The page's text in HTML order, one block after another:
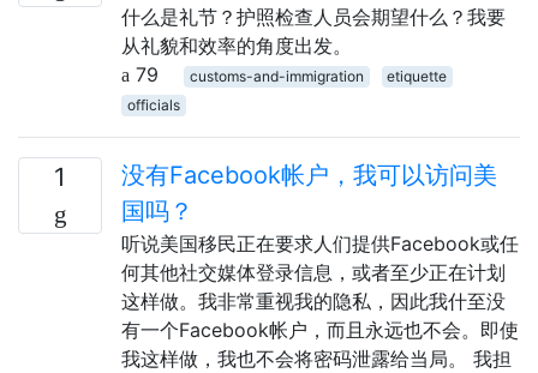
什么是礼节？护照检查人员会期望什么？我要
从礼貌和效率的角度出发。
79
customs-and-immigration
etiquette
officials
1
没有Facebook帐户，我可以访问美
国吗？
听说美国移民正在要求人们提供Facebook或任
何其他社交媒体登录信息，或者至少正在计划
这样做。我非常重视我的隐私，因此我什至没
有一个Facebook帐户，而且永远也不会。即使
我这样做，我也不会将密码泄露给当局。 我担